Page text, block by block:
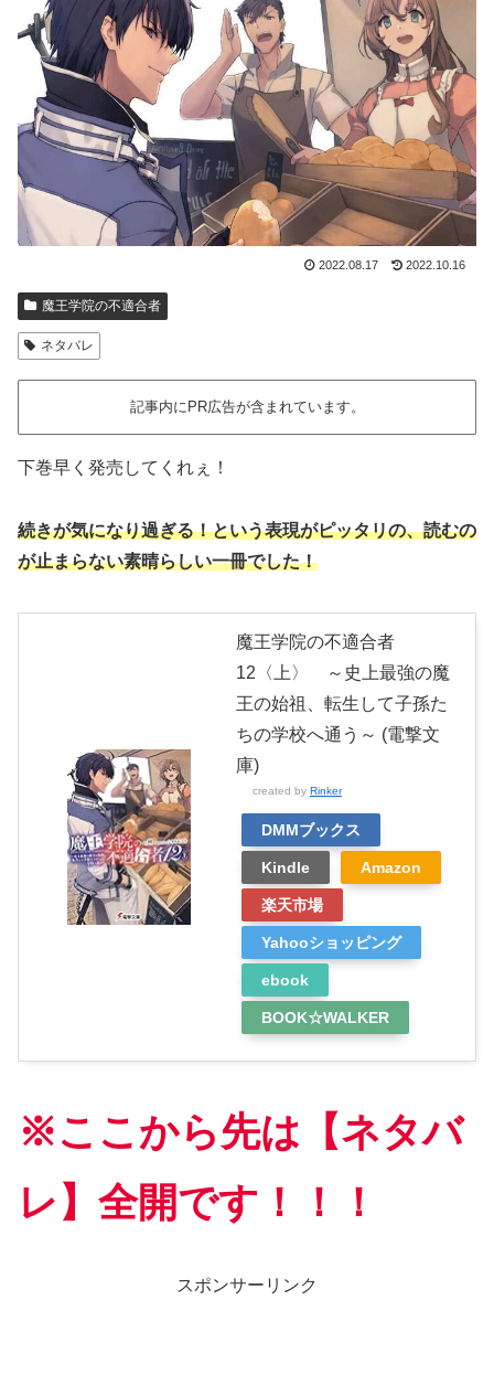
2022.08.17 2022.10.16
魔王学院の不適合者
ネタバレ
記事内にPR広告が含まれています。
下巻早く発売してくれぇ！
続きが気になり過ぎる！という表現がピッタリの、読むの
が止まらない素晴らしい一冊でした！
魔王学院の不適合者
12〈上〉 ～史上最強の魔
王の始祖、転生して子孫た
ちの学校へ通う～ (電撃文
庫)
created by Rinker
DMMブックス
Kindle Amazon
楽天市場
Yahooショッピング
ebook
BOOK☆WALKER
※ここから先は【ネタバ
レ】全開です！！！
スポンサーリンク